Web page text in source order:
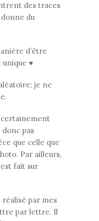
des traces
du
d’être
♥
je ne
pas
que celle que
Par ailleurs,
fait sur
réalisé par mes
par lettre. Il